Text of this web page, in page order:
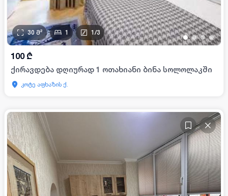
••••
30 მ² 1 1 /3
100 ₾
ქირავდება დღიურად 1 ოთახიანი ბინა სოლოლაკში
კოტე აფხაზის ქ.